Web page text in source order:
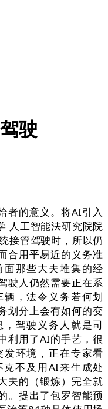
驶
的意义。将AI引入
人工智能法研究院院
接管驾驶时，所以仍
合用平易近的义务准
那些大夫堆集的经
驶人仍然需要正在系
，法令义务若何划
划分上会有如何的变
驾驶义务人就是司
利用了AI的手艺，很
环境，正在专家看
不及用AI来生成处
夫的（锻炼）完全就
。提出了包罗智能预